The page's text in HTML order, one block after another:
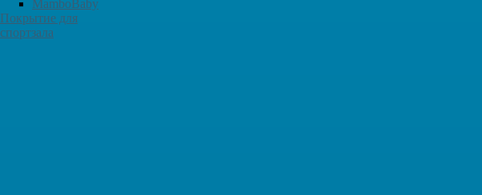
MamboBaby
Покрытие для
спортзала